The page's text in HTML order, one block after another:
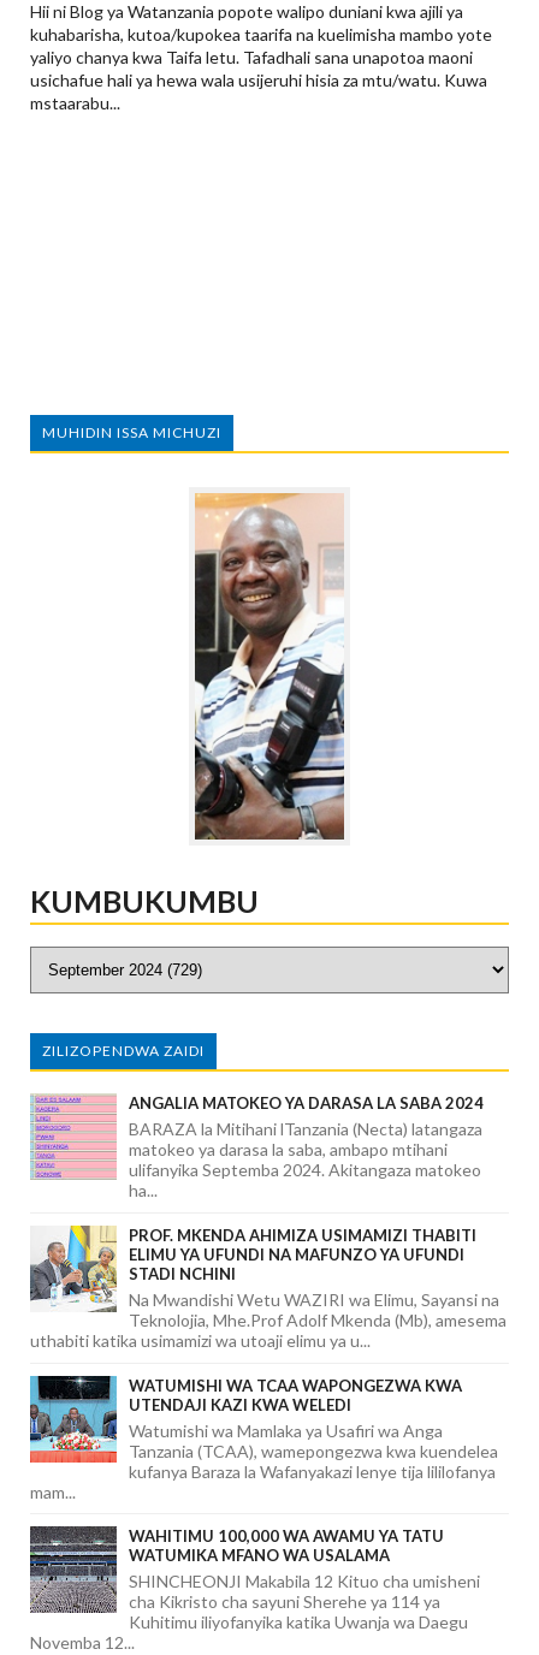
Hii ni Blog ya Watanzania popote walipo duniani kwa ajili ya
kuhabarisha, kutoa/kupokea taarifa na kuelimisha mambo yote
yaliyo chanya kwa Taifa letu. Tafadhali sana unapotoa maoni
usichafue hali ya hewa wala usijeruhi hisia za mtu/watu. Kuwa
mstaarabu...
MUHIDIN ISSA MICHUZI
KUMBUKUMBU
ZILIZOPENDWA ZAIDI
ANGALIA MATOKEO YA DARASA LA SABA 2024
BARAZA la Mitihani lTanzania (Necta) latangaza
matokeo ya darasa la saba, ambapo mtihani
ulifanyika Septemba 2024. Akitangaza matokeo
ha...
PROF. MKENDA AHIMIZA USIMAMIZI THABITI
ELIMU YA UFUNDI NA MAFUNZO YA UFUNDI
STADI NCHINI
Na Mwandishi Wetu WAZIRI wa Elimu, Sayansi na
Teknolojia, Mhe.Prof Adolf Mkenda (Mb), amesema
uthabiti katika usimamizi wa utoaji elimu ya u...
WATUMISHI WA TCAA WAPONGEZWA KWA
UTENDAJI KAZI KWA WELEDI
Watumishi wa Mamlaka ya Usafiri wa Anga
Tanzania (TCAA), wamepongezwa kwa kuendelea
kufanya Baraza la Wafanyakazi lenye tija lililofanya
mam...
WAHITIMU 100,000 WA AWAMU YA TATU
WATUMIKA MFANO WA USALAMA
SHINCHEONJI Makabila 12 Kituo cha umisheni
cha Kikristo cha sayuni Sherehe ya 114 ya
Kuhitimu iliyofanyika katika Uwanja wa Daegu
Novemba 12...